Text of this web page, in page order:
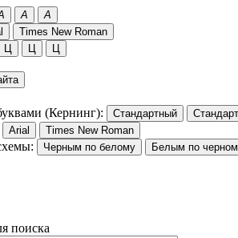
A A
Times New Roman
Ц Ц Ц
(Кернинг): Стандартный
Arial Times New Roman
Черным по белому Белым по
поиска